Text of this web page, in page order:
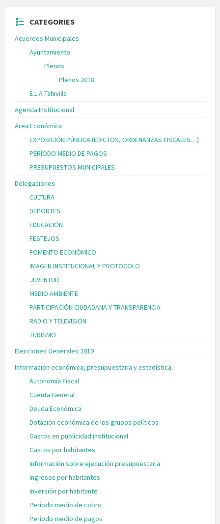
CATEGORIES
Acuerdos Municipales
Ayuntamiento
Plenos
Plenos 2018
E.L.A Tahivilla
Agenda Institucional
Área Económica
EXPOSICIÓN PÚBLICA (EDICTOS, ORDENANZAS FISCALES…)
PERÍODO MEDIO DE PAGOS
PRESUPUESTOS MUNICIPALES
Delegaciones
CULTURA
DEPORTES
EDUCACIÓN
FESTEJOS
FOMENTO ECONÓMICO
IMAGEN INSTITUCIONAL Y PROTOCOLO
JUVENTUD
MEDIO AMBIENTE
PARTICIPACIÓN CIUDADANA Y TRANSPARENCIA
RADIO Y TELEVISIÓN
TURISMO
Elecciones Generales 2019
Información económica, presupuestaria y estadística.
Autonomía Fiscal
Cuenta General
Deuda Económica
Dotación económica de los grupos políticos
Gastos en publicidad institucional
Gastos por habitantes
Información sobre ejecución presupuestaria
Ingresos por habitantes
Inversión por habitante
Período medio de cobro
Período medio de pagos